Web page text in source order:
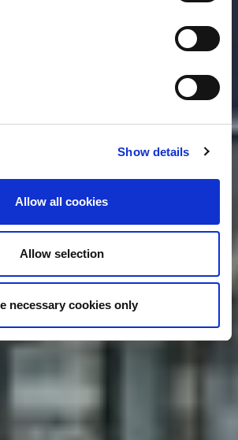
Show details
Allow all cookies
Allow selection
necessary cookies only